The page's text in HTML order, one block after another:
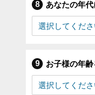
あなたの年
お子様の年